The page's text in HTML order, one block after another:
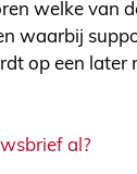
welke van
waarbij
op een later
al?